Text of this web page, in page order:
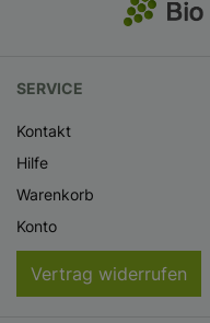
SERVICE
Kontakt
Hilfe
Warenkorb
Konto
Vertrag widerrufen